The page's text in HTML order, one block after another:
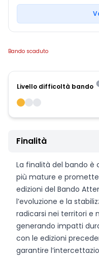
Bando scaduto
Livello difficoltà bando
Finalità
La finalità del bando è
più mature e
edizioni del Bando
l’evoluzione e la
radicarsi nei territori e
generando impatti
con le edizioni
garantire